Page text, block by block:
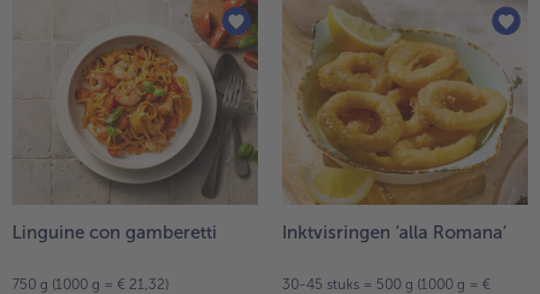
Linguine con gamberetti
750 g (1000 g = € 21,32)
Inktvisringen ‘alla Romana’
30-45 stuks = 500 g (1000 g = €